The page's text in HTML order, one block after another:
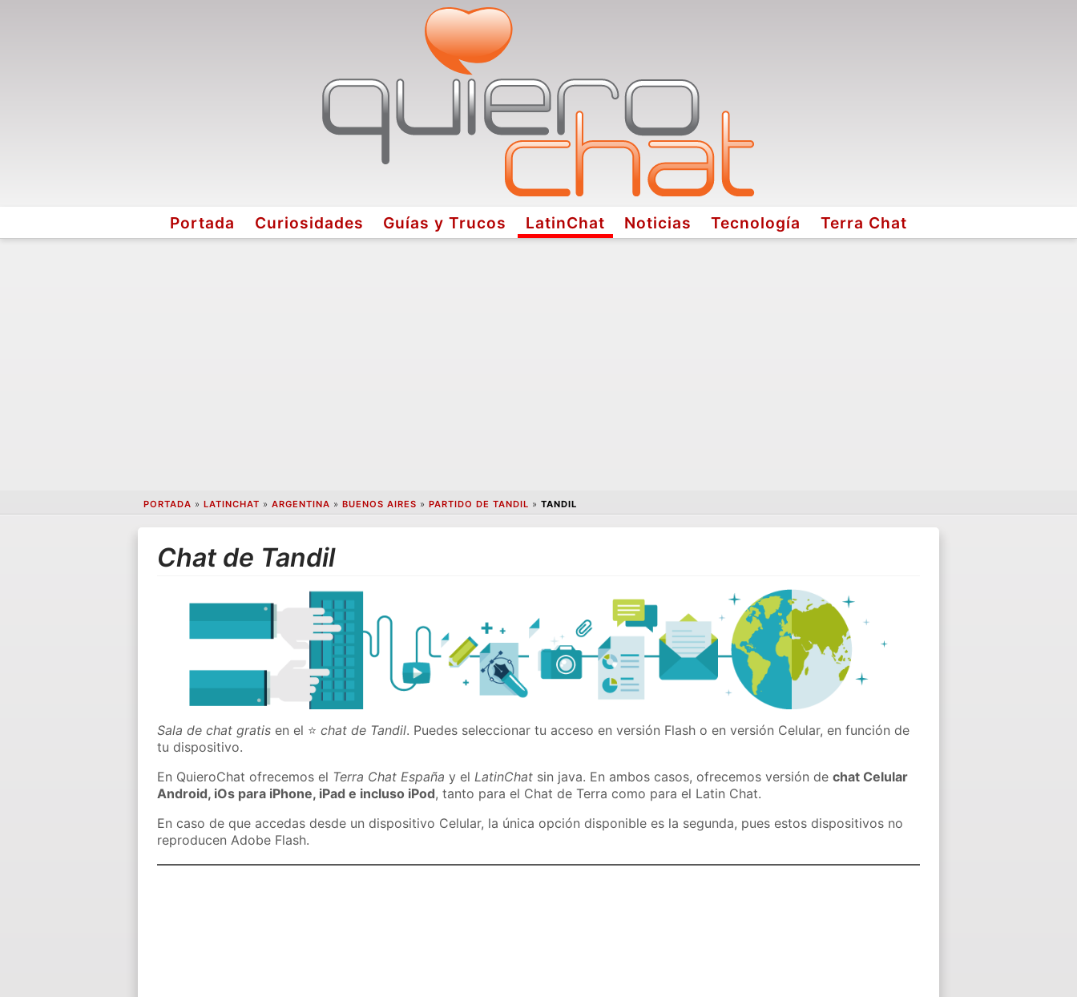
Portada Curiosidades Guías y Trucos LatinChat Noticias Tecnología Terra Chat
PORTADA » LATINCHAT » ARGENTINA » BUENOS AIRES » PARTIDO DE TANDIL » TANDIL
Chat de Tandil
Sala de chat gratis en el ⭐chat de Tandil. Puedes seleccionar tu acceso en versión Flash o en versión Celular, en función de
tu dispositivo.
En QuieroChat ofrecemos el Terra Chat España y elLatinChat sin java. En ambos casos, ofrecemos versión dechat Celular
Android, iOs para iPhone, iPad e incluso iPod, tanto para el Chat de Terra como para el Latin Chat.
En caso de que accedas desde un dispositivo Celular, la única opción disponible es la segunda, pues estos dispositivos no
reproducen Adobe Flash.